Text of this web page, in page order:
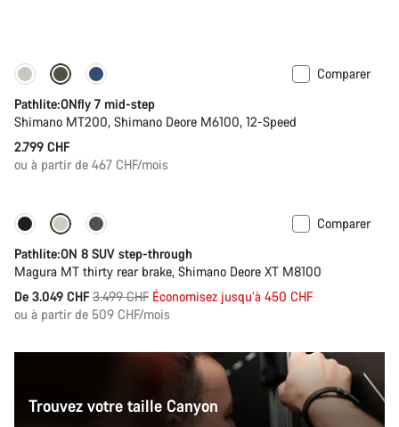
Comparer
Pathlite:ONfly 7 mid-step
Shimano MT200, Shimano Deore M6100, 12-Speed
2.799 CHF
ou à partir de 467 CHF/mois
-13% Nouvelles disponibilités
Comparer
Pathlite:ON 8 SUV step-through
Magura MT thirty rear brake, Shimano Deore XT M8100
De 3.049 CHF Prix
3.499 CHF Économisez jusqu’à 450 CHF
ou à partir de 509 CHF/mois
Trouvez votre taille Canyon